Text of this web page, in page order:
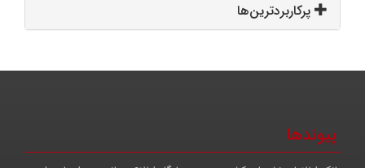
پرکاربردترین‌ها
پیوندها